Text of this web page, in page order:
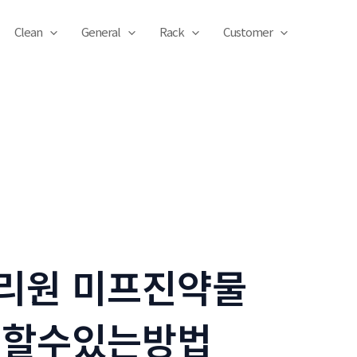
Clean General Rack Customer
원 미프진약물
수있는방법